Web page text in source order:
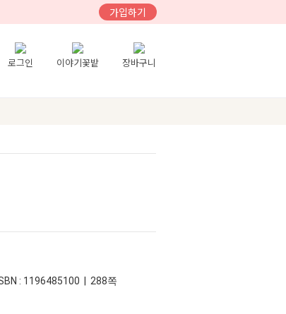
가입하기
로그인 이야기꽃밭 장바구니
: 1196485100 | 288쪽